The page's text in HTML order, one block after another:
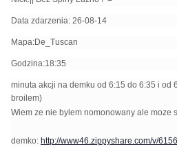
Data zdarzenia: 26-08-14
Mapa:De_Tuscan
Godzina:18:35
minuta akcji na demku od 6:15 do 6:35 i od
broilem)
Wiem ze nie bylem nomonowany ale moze
demko: http://www46.zippyshare.com/v/